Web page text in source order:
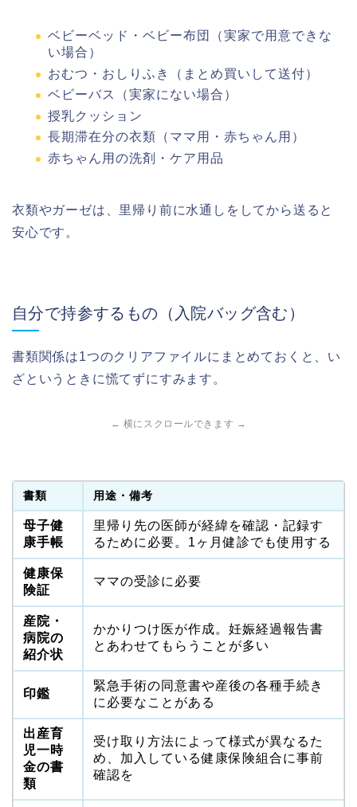
ベビーベッド・ベビー布団（実家で用意できな
い場合）
おむつ・おしりふき（まとめ買いして送付）
ベビーバス（実家にない場合）
授乳クッション
長期滞在分の衣類（ママ用・赤ちゃん用）
赤ちゃん用の洗剤・ケア用品
衣類やガーゼは、里帰り前に水通しをしてから送ると
安心です。
自分で持参するもの（入院バッグ含む）
書類関係は1つのクリアファイルにまとめておくと、い
ざというときに慌てずにすみます。
← 横にスクロールできます →
書類 用途・備考
母子健
康手帳
里帰り先の医師が経緯を確認・記録す
るために必要。1ヶ月健診でも使用する
健康保
険証
ママの受診に必要
産院・
病院の
紹介状
かかりつけ医が作成。妊娠経過報告書
とあわせてもらうことが多い
印鑑
緊急手術の同意書や産後の各種手続き
に必要なことがある
出産育
児一時
金の書
類
受け取り方法によって様式が異なるた
め、加入している健康保険組合に事前
確認を